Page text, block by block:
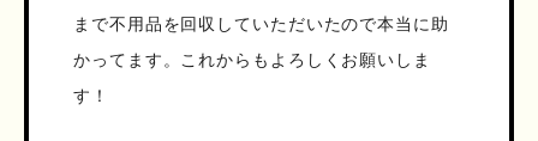
まで不用品を回収していただいたので本当に助
かってます。これからもよろしくお願いしま
す！